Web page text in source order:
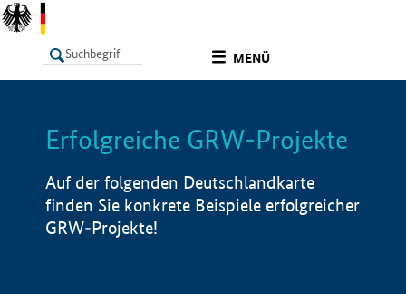
MENÜ
LISTE Info
Erfolgreiche GRW-Projekte
Auf der folgenden Deutschlandkarte
finden Sie konkrete Beispiele erfolgreicher
GRW-Projekte!